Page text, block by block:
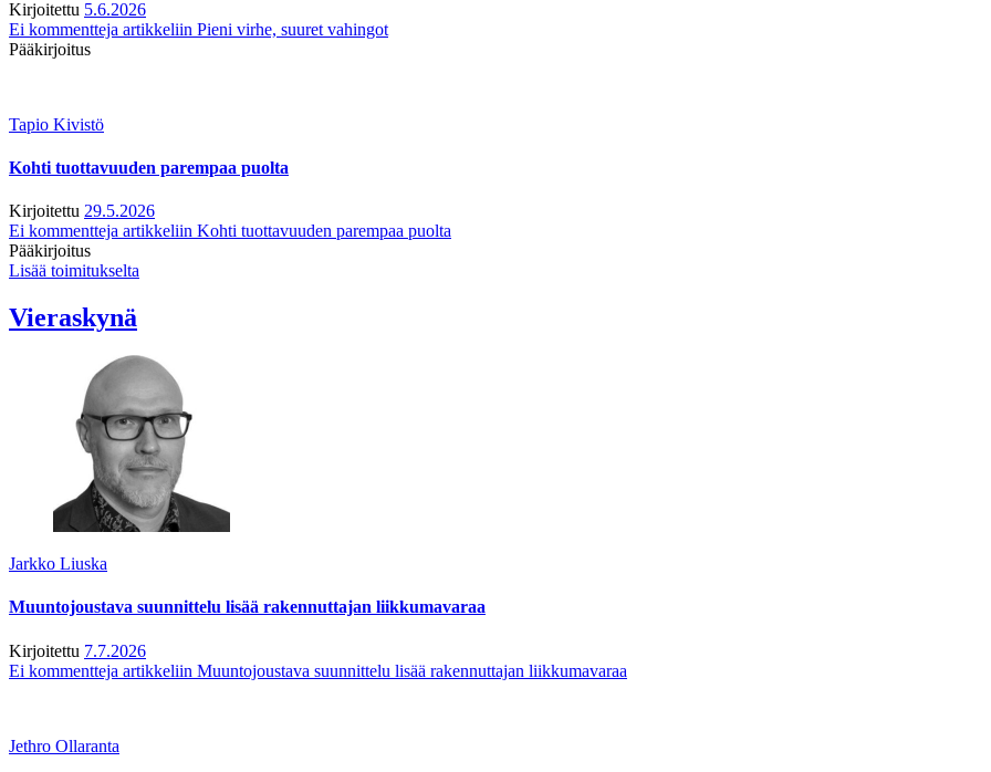
Kirjoitettu 5.6.2026
Ei kommentteja artikkeliin Pieni virhe, suuret vahingot
Pääkirjoitus
Tapio Kivistö
Kohti tuottavuuden parempaa puolta
Kirjoitettu 29.5.2026
Ei kommentteja artikkeliin Kohti tuottavuuden parempaa puolta
Pääkirjoitus
Lisää toimitukselta
Vieraskynä
Jarkko Liuska
Muuntojoustava suunnittelu lisää rakennuttajan liikkumavaraa
Kirjoitettu 7.7.2026
Ei kommentteja artikkeliin Muuntojoustava suunnittelu lisää rakennuttajan liikkumavaraa
Jethro Ollaranta